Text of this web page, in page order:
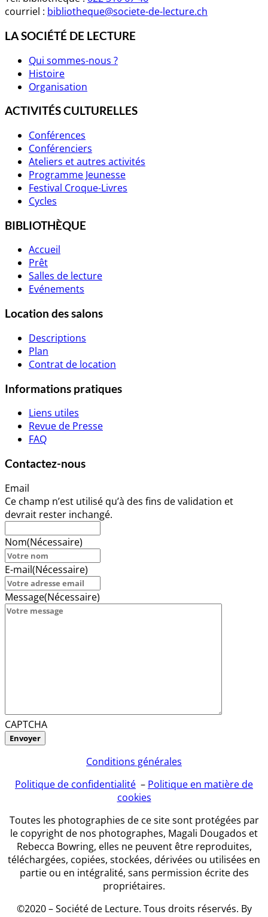
courriel : bibliotheque@societe-de-lecture.ch
LA SOCIÉTÉ DE LECTURE
Qui sommes-nous ?
Histoire
Organisation
ACTIVITÉS CULTURELLES
Conférences
Conférenciers
Ateliers et autres activités
Programme Jeunesse
Festival Croque-Livres
Cycles
BIBLIOTHÈQUE
Accueil
Prêt
Salles de lecture
Evénements
Location des salons
Descriptions
Plan
Contrat de location
Informations pratiques
Liens utiles
Revue de Presse
FAQ
Contactez-nous
Email
Ce champ n’est utilisé qu’à des fins de validation et
devrait rester inchangé.
Nom(Nécessaire)
E-mail(Nécessaire)
Message(Nécessaire)
CAPTCHA
Conditions générales
Politique de confidentialité – Politique en matière de
cookies
Toutes les photographies de ce site sont protégées par
le copyright de nos photographes, Magali Dougados et
Rebecca Bowring, elles ne peuvent être reproduites,
téléchargées, copiées, stockées, dérivées ou utilisées en
partie ou en intégralité, sans permission écrite des
propriétaires.
©2020 – Société de Lecture. Tous droits réservés. By